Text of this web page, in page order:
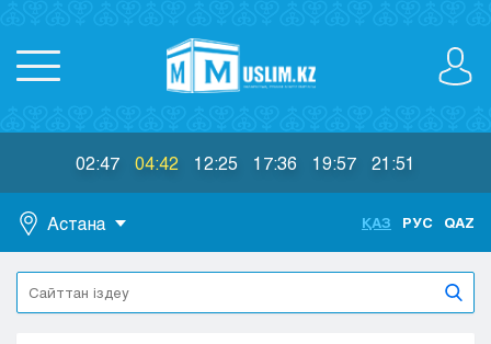
02:47 04:42 12:25 17:36 19:57 21:51
Астана
Астана
Алматы
ҚАЗ РУС QAZ